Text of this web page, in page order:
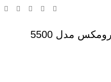
مدل 5500